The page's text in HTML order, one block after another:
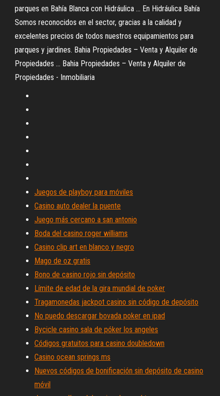
parques en Bahía Blanca con Hidráulica ... En Hidráulica Bahía
Somos reconocidos en el sector, gracias a la calidad y
excelentes precios de todos nuestros equipamientos para
parques y jardines. Bahia Propiedades – Venta y Alquiler de
Propiedades ... Bahia Propiedades – Venta y Alquiler de
Propiedades - Inmobiliaria
Juegos de playboy para móviles
Casino auto dealer la puente
Juego más cercano a san antonio
Boda del casino roger williams
Casino clip art en blanco y negro
Mago de oz gratis
Bono de casino rojo sin depósito
Límite de edad de la gira mundial de poker
Tragamonedas jackpot casino sin código de depósito
No puedo descargar bovada poker en ipad
Bycicle casino sala de póker los angeles
Códigos gratuitos para casino doubledown
Casino ocean springs ms
Nuevos códigos de bonificación sin depósito de casino
móvil